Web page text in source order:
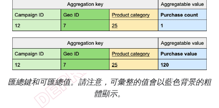
匯總鍵和可匯總值。請注意，可彙整的值會以藍色背景的粗
體顯示。